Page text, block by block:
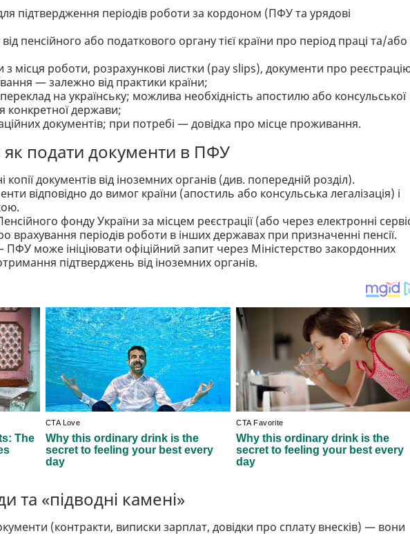
підтвердження періодів роботи за кордоном (ПФУ та урядові
пенсійного або податкового органу тієї країни про період праці та/або
з місця роботи, розрахункові листки (pay slips), документи про
— залежно від практики країни;
на українську; можлива необхідність апостилю або консульської
конкретної держави;
документів; при потребі — довідка про місце проживання.
подати документи в ПФУ
копії документів від іноземних органів (див. попередній розділ).
відповідно до вимог країни (апостиль або консульська легалізація) і
фонду України за місцем реєстрації (або через електронні
врахування періодів роботи в інших державах при призначенні пенсії.
може ініціювати офіційний запит через Міністерство закордонних
підтверджень від іноземних органів.
та «підводні камені»
(контракти, виписки зарплат, довідки про сплату внесків) — вони